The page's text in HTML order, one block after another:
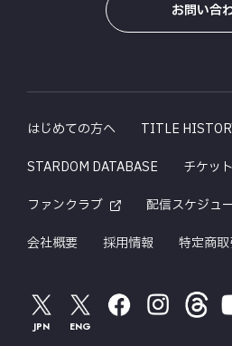
お問い合
はじめての方へ
TITLE
STARDOM DATABASE
チケット
ファンクラブ
配信スケジュ
会社概要
採用情報 特定商
JPN ENG